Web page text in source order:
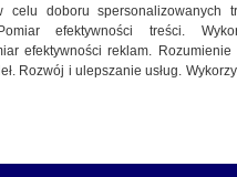
się coraz
w całym kraju
Hawajach. Nie żyje 39-
celu doboru spersonalizowanych
efektywności treści.
efektywności reklam.
Rozwój i ulepszanie usług.